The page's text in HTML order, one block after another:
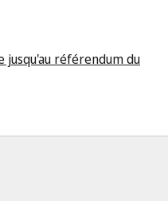
jusqu'au référendum du